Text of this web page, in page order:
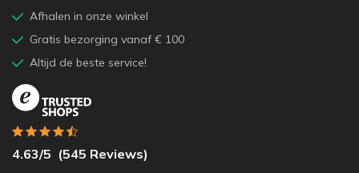
Afhalen in onze winkel
Gratis bezorging vanaf € 100
Altijd de beste service!
4.63/5 (545 Reviews)